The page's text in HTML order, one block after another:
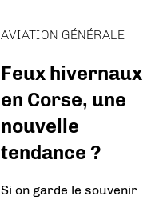
AVIATION GÉNÉRALE
Feux hivernaux
en Corse, une
nouvelle
tendance ?
Si on garde le souvenir